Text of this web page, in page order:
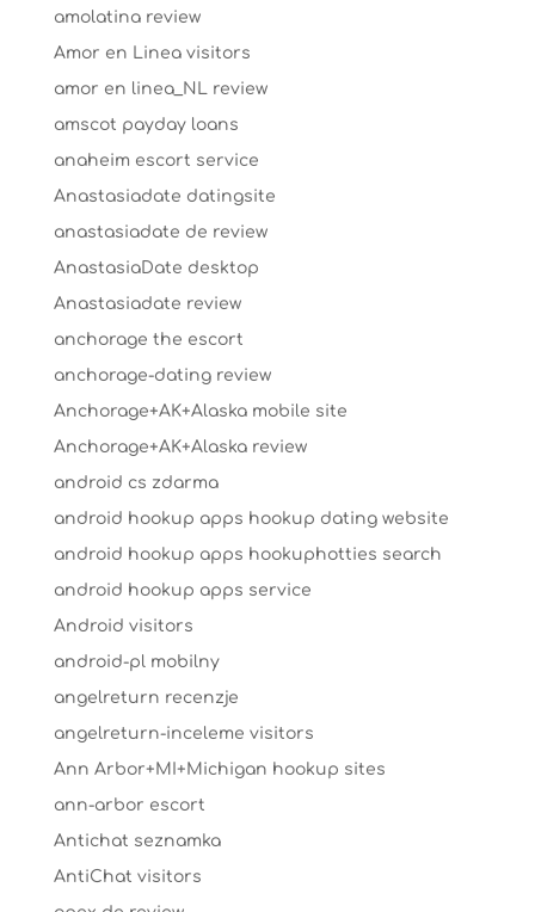
amolatina review
Amor en Linea visitors
amor en linea_NL review
amscot payday loans
anaheim escort service
Anastasiadate datingsite
anastasiadate de review
AnastasiaDate desktop
Anastasiadate review
anchorage the escort
anchorage-dating review
Anchorage+AK+Alaska mobile site
Anchorage+AK+Alaska review
android cs zdarma
android hookup apps hookup dating website
android hookup apps hookuphotties search
android hookup apps service
Android visitors
android-pl mobilny
angelreturn recenzje
angelreturn-inceleme visitors
Ann Arbor+MI+Michigan hookup sites
ann-arbor escort
Antichat seznamka
AntiChat visitors